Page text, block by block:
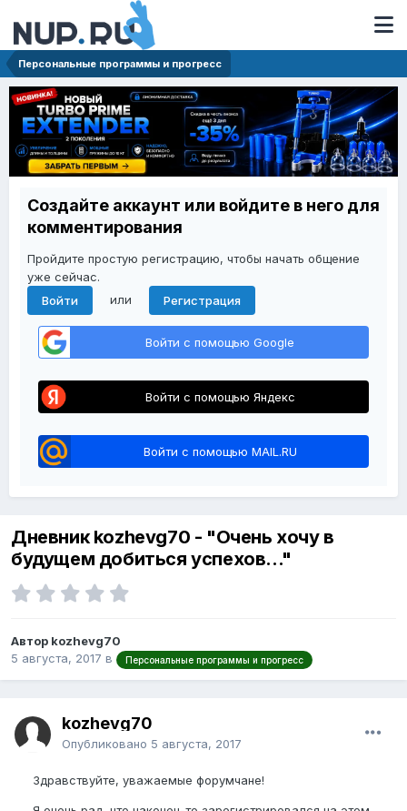
Персональные программы и прогресс
Создайте аккаунт или войдите в него для
комментирования
Пройдите простую регистрацию, чтобы начать общение
уже сейчас.
Войти
или Регистрация
Войти с помощью Google
Войти с помощью Яндекс
Войти с помощью MAIL.RU
Дневник kozhevg70 - "Очень хочу в
будущем добиться успехов..."
Автор kozhevg70
5 августа, 2017 в Персональные программы и прогресс
kozhevg70
Опубликовано 5 августа, 2017
Здравствуйте, уважаемые форумчане!